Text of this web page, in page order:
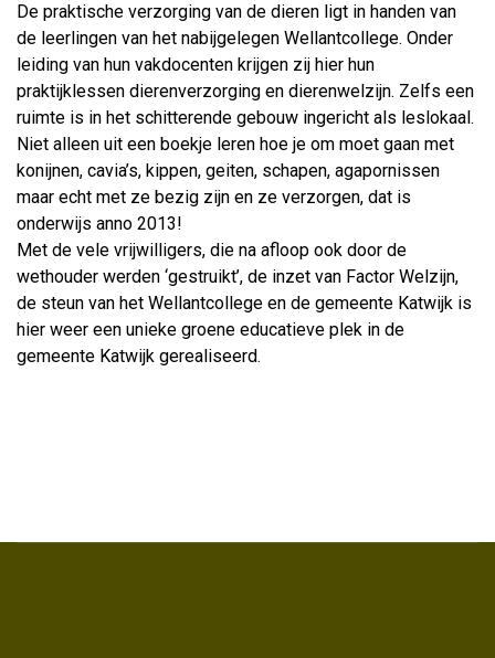
De praktische verzorging van de dieren ligt in handen van
de leerlingen van het nabijgelegen Wellantcollege. Onder
leiding van hun vakdocenten krijgen zij hier hun
praktijklessen dierenverzorging en dierenwelzijn. Zelfs een
ruimte is in het schitterende gebouw ingericht als leslokaal.
Niet alleen uit een boekje leren hoe je om moet gaan met
konijnen, cavia’s, kippen, geiten, schapen, agapornissen
maar echt met ze bezig zijn en ze verzorgen, dat is
onderwijs anno 2013!
Met de vele vrijwilligers, die na afloop ook door de
wethouder werden ‘gestruikt’, de inzet van Factor Welzijn,
de steun van het Wellantcollege en de gemeente Katwijk is
hier weer een unieke groene educatieve plek in de
gemeente Katwijk gerealiseerd.